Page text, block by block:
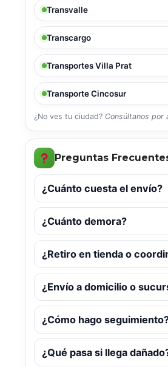
Transvalle
Transcargo
Transportes Villa Prat
Transporte Cincosur
¿No ves tu ciudad? Consúltanos por
Preguntas
¿Cuánto cuesta el envío?
¿Cuánto demora?
¿Retiro en tienda o
¿Envío a domicilio o
¿Cómo hago
¿Qué pasa si llega